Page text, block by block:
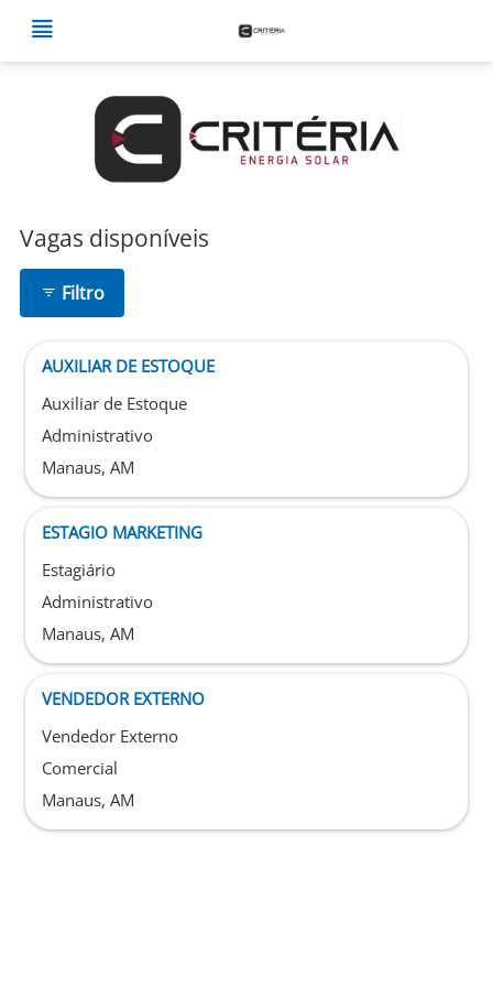
Vagas disponíveis
Filtro
AUXILIAR DE ESTOQUE
Auxiliar de Estoque
Administrativo
Manaus, AM
ESTAGIO MARKETING
Estagiário
Administrativo
Manaus, AM
VENDEDOR EXTERNO
Vendedor Externo
Comercial
Manaus, AM